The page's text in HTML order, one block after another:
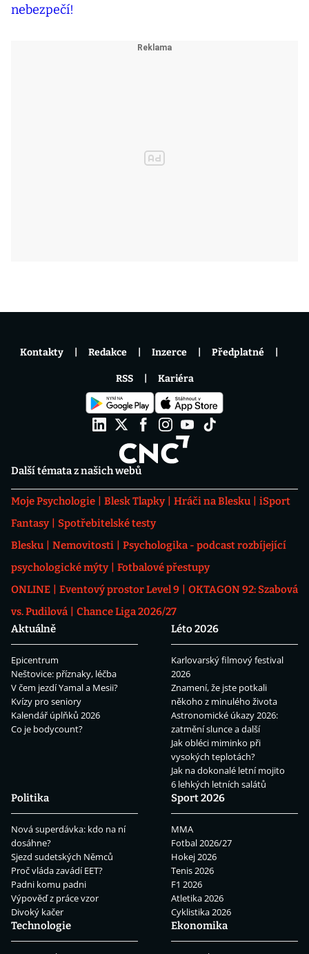
Další témata z našich webů
Moje Psychologie Blesk Tlapky Hráči na Blesku
iSport
Fantasy
Spotřebitelské testy
Blesku
Nemovitosti
Psychologika - podcast rozbíjející
psychologické mýty
Fotbalové přestupy
ONLINE
Eventový prostor Level 9
OKTAGON 92: Szabová
vs. Pudilová
Chance Liga 2026/27
Aktuálně
Epicentrum
Neštovice: příznaky, léčba
V čem jezdí Yamal a Mesii?
Kvízy pro seniory
Kalendář úplňků 2026
Co je bodycount?
Léto 2026
Karlovarský filmový festival
2026
Znamení, že jste potkali
někoho z minulého života
Astronomické úkazy 2026:
zatmění slunce a další
Jak obléci miminko při
vysokých teplotách?
Jak na dokonalé letní mojito
6 lehkých letních salátů
Politika
Nová superdávka: kdo na ní
dosáhne?
Sjezd sudetských Němců
Proč vláda zavádí EET?
Padni komu padni
Výpověď z práce vzor
Divoký kačer
Sport 2026
MMA
Fotbal 2026/27
Hokej 2026
Tenis 2026
F1 2026
Atletika 2026
Cyklistika 2026
Technologie
Ekonomika
Kontakty Redakce Inzerce Předplatné
RSS Kariéra